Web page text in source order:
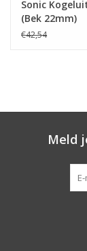
Sonic
(Bek 22mm)
€42,54
Meld